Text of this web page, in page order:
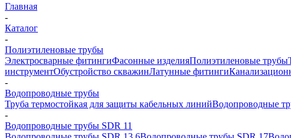
Главная
-
Каталог
-
Полиэтиленовые трубы
Электросварные фитингиФасонные изделияПолиэтиленовые трубы
инструментОбустройство скважинЛатунные фитинги
-
Водопроводные трубы
Труба термостойкая для защиты кабельных линийВодопроводные
-
Водопроводные трубы SDR 11